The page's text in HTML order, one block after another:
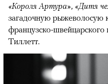
«Короля Артура», «Дитя
загадочную рыжеволосую
французско-
Тиллетт.